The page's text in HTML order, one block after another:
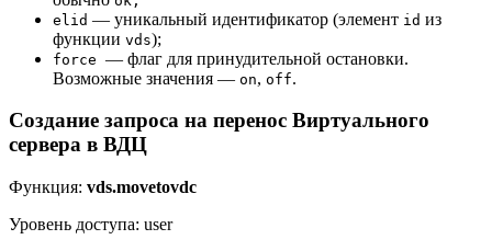
elid — уникальный идентификатор (элемент id из
функции vds);
force — флаг для принудительной остановки.
Возможные значения — on, off.
Создание запроса на перенос Виртуального
сервера в ВДЦ
Функция: vds.movetovdc
Уровень доступа: user